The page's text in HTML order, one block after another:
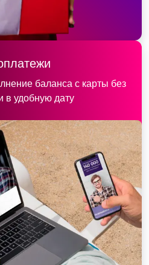
баланса с карты без
в удобную дату